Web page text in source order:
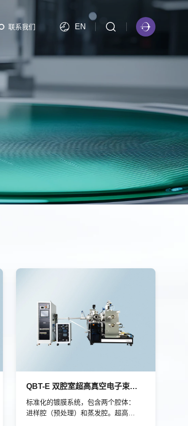
PBATCH 批次等离子体ALD
PBATCH-A300 批次等离子体ALD（EFEM可选）
Multi PBATCH 批次等离子体ALD（EFEM可选）
联系我们 EN
QBT-E 双腔室超高真空电子束蒸发镀膜系统
标准化的镀膜系统，包含两个腔体：
进样腔（预处理）和蒸发腔。超高真